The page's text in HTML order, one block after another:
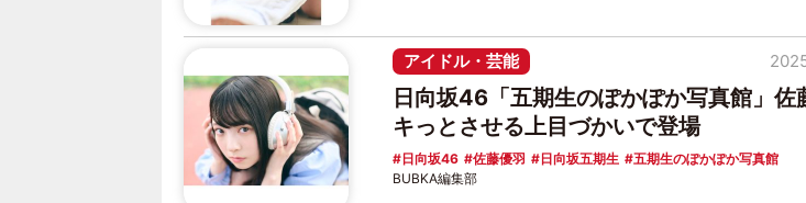
アイドル・芸能
日向坂46「五期生のぽかぽか写真館」佐
キっとさせる上目づかいで登場
日向坂46 佐藤優羽 日向坂五期生 五期生のぽかぽか写真館
BUBKA編集部